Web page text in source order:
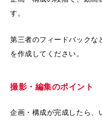
す。
第三者のフィードバックな
を作成してください。
撮影・編集のポイント
企画・構成が完成したら、